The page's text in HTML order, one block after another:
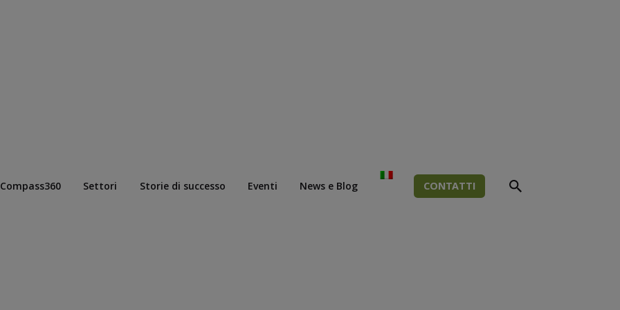
Compass360 Settori Storie di successo Eventi News e Blog CONTATTI